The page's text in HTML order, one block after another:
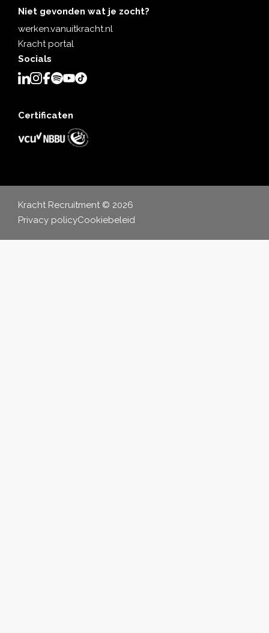
Niet gevonden wat je zocht?
werken.vanuitkracht.nl
Kracht portal
Socials
Certificaten
Kracht Recruitment © 2026
Privacy policyCookiebeleid